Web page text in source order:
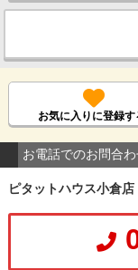
お気に入りに登録す
お電話でのお問合
ピタットハウス小倉店